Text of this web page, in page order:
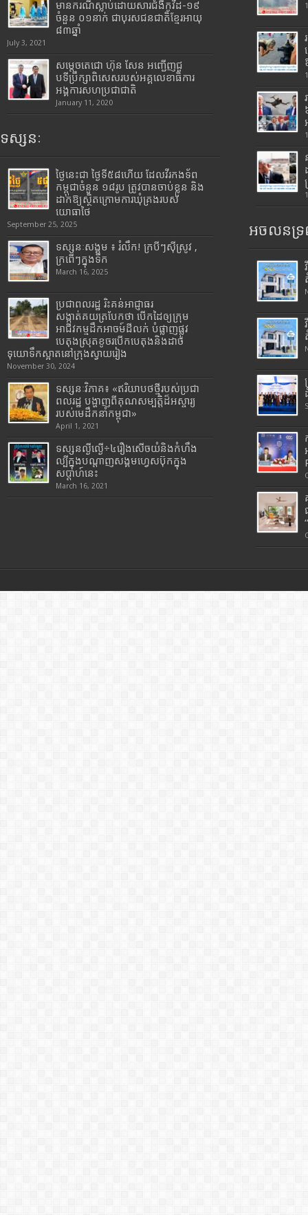
មានករណីស្លាប់ដោយសារជំងឺកូវីដ-១៩
ចំនួន ០១នាក់ ជាបុរសជនជាតិខ្មែរអាយុ
៨៣ឆ្នាំ
July 3, 2021
សម្តេចតេជោ ហ៊ុន សែន អញ្ជើញជួ
បទីប្រឹក្សាពិសេសរបស់អគ្គលេខាធិការ
អង្គការសហប្រជាជាតិ
January 11, 2020
ទស្សនៈ
ថ្ងៃនេះជា ថ្ងៃទី៥៨ហើយ ដែលវីរកងទ័ព
កម្ពុជាចំនួន ១៨រូប ត្រូវបានចាប់ខ្លួន និង
ដាក់ឱ្យស្ថិតក្រោមការឃុំគ្រងរបស់
យោធាថៃ
September 25, 2025
ទស្សនៈសង្គម ៖ រំលឹក! ក្របីៗស៊ីស្រូវ ,
ក្រពើៗក្នុងទឹក
March 16, 2025
ប្រជាពលរដ្ឋ រិះគន់អាជ្ញាធរ
សង្កាត់គយត្របែកថា បើកដៃឲ្យក្រុម
អាជីវកម្មដឹកអាចម៍ដីលក់ បំផ្លាញផ្លូវ
បេតុងស្រុតខូចរបើកបេតុងនិងដាច់
ទុយោទឹកស្អាតនៅក្រុងស្វាយរៀង
November 30, 2024
ទស្សនៈវិភាគ៖ «ឥរិយាបថថ្មីរបស់ប្រជា
ពលរដ្ឋ បង្ហាញពីគុណសម្បត្តិដ៏អស្ចារ្យ
របស់មេដឹកនាំកម្ពុជា»
April 1, 2021
ទស្សនល្ងីល្ងើ÷៤រឿងសើចយំនិងកំហឹង
ល្បីក្នុងបណ្តាញសង្គមហ្វេសប៊ុកក្នុង
សប្តាហ៍នេះ
March 16, 2021
អចលនទ្រ